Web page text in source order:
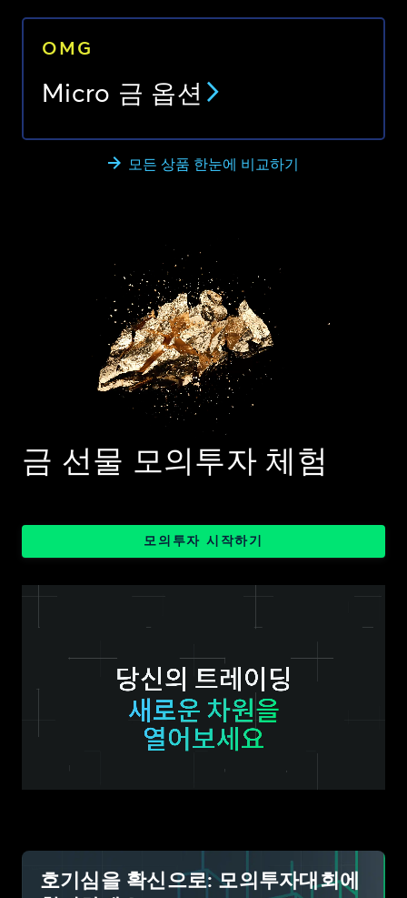
OMG
Micro 금 옵션
모든 상품 한눈에 비교하기
금 선물 모의투자 체험
모의투자 시작하기
호기심을 확신으로: 모의투자대회에